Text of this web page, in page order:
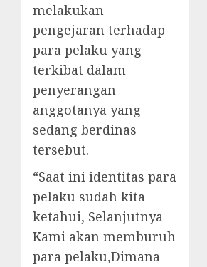
melakukan
pengejaran terhadap
para pelaku yang
terkibat dalam
penyerangan
anggotanya yang
sedang berdinas
tersebut.
“Saat ini identitas para
pelaku sudah kita
ketahui, Selanjutnya
Kami akan memburuh
para pelaku,Dimana